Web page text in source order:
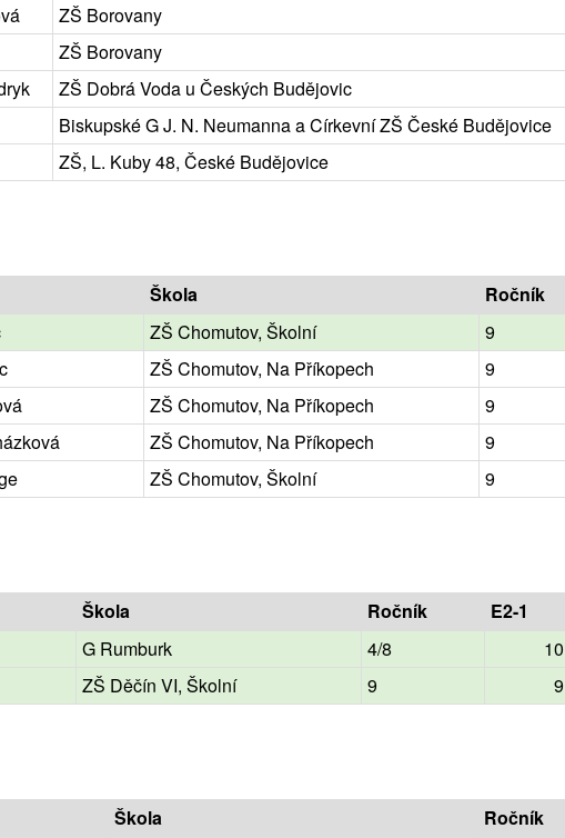
ZŠ Borovany
ZŠ Borovany
ZŠ Dobrá Voda u Českých Budějovic
Biskupské G J. N. Neumanna a Církevní ZŠ České Budějovice
ZŠ, L. Kuby 48, České Budějovice
Škola Ročník
ZŠ Chomutov, Školní 9
ZŠ Chomutov, Na Příkopech 9
ZŠ Chomutov, Na Příkopech 9
ZŠ Chomutov, Na Příkopech 9
ZŠ Chomutov, Školní 9
Škola Ročník E2-1
G Rumburk 4/8 10
ZŠ Děčín VI, Školní 9 9
Škola Ročník